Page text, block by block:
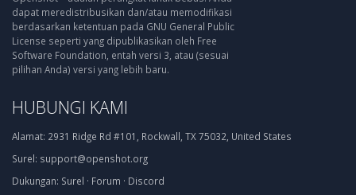
dapat meredistribusikan dan/atau memodifikasi
berdasarkan ketentuan pada GNU General Public
License seperti yang dipublikasikan oleh Free
Software Foundation, entah versi 3, atau (sesuai
pilihan Anda) versi yang lebih baru.
HUBUNGI KAMI
Alamat: 2931 Ridge Rd #101, Rockwall, TX 75032, United States
Surel: support@openshot.org
Dukungan: Surel · Forum · Discord